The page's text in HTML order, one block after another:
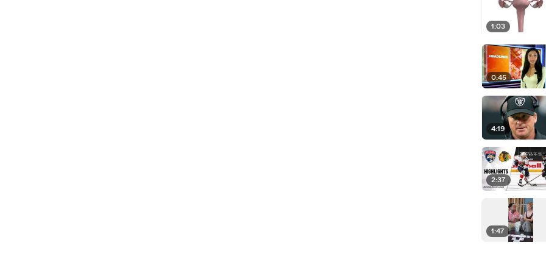
1:03
0:45
4:19
2:37
1:47